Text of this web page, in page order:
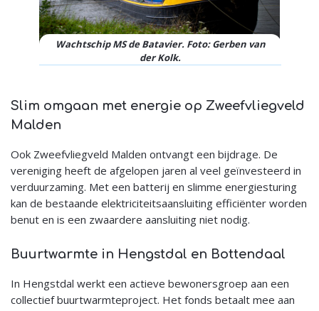
Wachtschip MS de Batavier. Foto: Gerben van
der Kolk.
Slim omgaan met energie op Zweefvliegveld
Malden
Ook Zweefvliegveld Malden ontvangt een bijdrage. De
vereniging heeft de afgelopen jaren al veel geïnvesteerd in
verduurzaming. Met een batterij en slimme energiesturing
kan de bestaande elektriciteitsaansluiting efficiënter worden
benut en is een zwaardere aansluiting niet nodig.
Buurtwarmte in Hengstdal en Bottendaal
In Hengstdal werkt een actieve bewonersgroep aan een
collectief buurtwarmteproject. Het fonds betaalt mee aan